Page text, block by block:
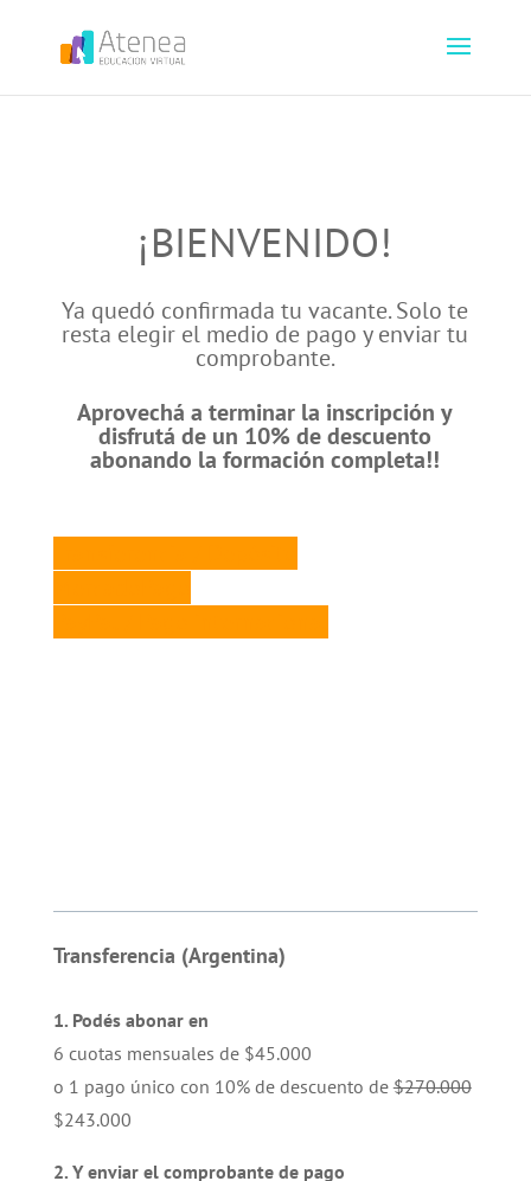
¡BIENVENIDO!
Ya quedó confirmada tu vacante. Solo te
resta elegir el medio de pago y enviar tu
comprobante.
Aprovechá a terminar la inscripción y
disfrutá de un 10% de descuento
abonando la formación completa!!
Transferencia (Argentina)
1. Podés abonar en
6 cuotas mensuales de $45.000
o 1 pago único con 10% de descuento de$270.000
$243.000
2. Y enviar el comprobante de pago